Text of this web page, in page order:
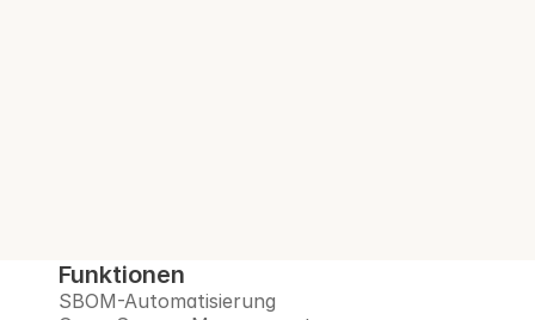
Funktionen
SBOM-Automatisierung